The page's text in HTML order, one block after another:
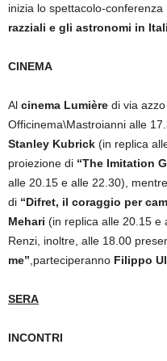
inizia lo spettacolo-conferenza
razziali e gli astronomi in
CINEMA
Al cinema Lumière di via
Officinema\Mastroianni alle
Stanley Kubrick (in replica
proiezione di “The Imitation
alle 20.15 e alle 22.30),
di “Difret, il coraggio per
Mehari (in replica alle 20.15 e
Renzi, inoltre, alle 18.00
me” ,parteciperanno Filippo
SERA
INCONTRI